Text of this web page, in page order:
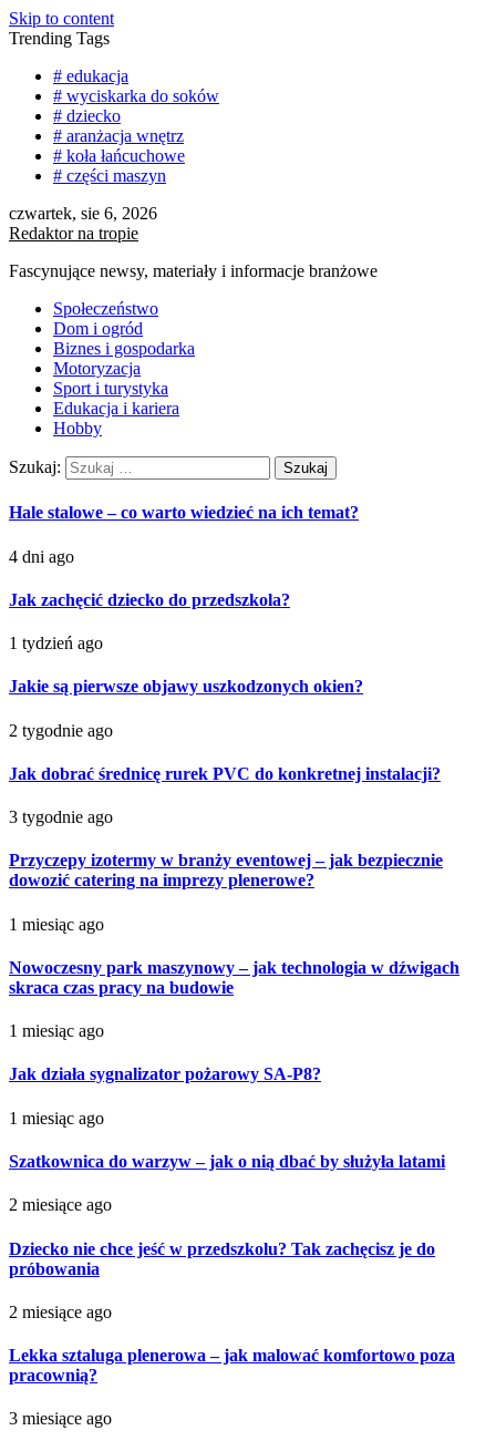
Skip to content
Trending Tags
# edukacja
# wyciskarka do soków
# dziecko
# aranżacja wnętrz
# koła łańcuchowe
# części maszyn
czwartek, sie 6, 2026
Redaktor na tropie
Fascynujące newsy, materiały i informacje branżowe
Społeczeństwo
Dom i ogród
Biznes i gospodarka
Motoryzacja
Sport i turystyka
Edukacja i kariera
Hobby
Szukaj:
Hale stalowe – co warto wiedzieć na ich temat?
4 dni ago
Jak zachęcić dziecko do przedszkola?
1 tydzień ago
Jakie są pierwsze objawy uszkodzonych okien?
2 tygodnie ago
Jak dobrać średnicę rurek PVC do konkretnej instalacji?
3 tygodnie ago
Przyczepy izotermy w branży eventowej – jak bezpiecznie
dowozić catering na imprezy plenerowe?
1 miesiąc ago
Nowoczesny park maszynowy – jak technologia w dźwigach
skraca czas pracy na budowie
1 miesiąc ago
Jak działa sygnalizator pożarowy SA-P8?
1 miesiąc ago
Szatkownica do warzyw – jak o nią dbać by służyła latami
2 miesiące ago
Dziecko nie chce jeść w przedszkolu? Tak zachęcisz je do
próbowania
2 miesiące ago
Lekka sztaluga plenerowa – jak malować komfortowo poza
pracownią?
3 miesiące ago